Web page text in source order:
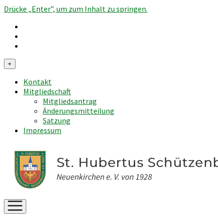
Drücke „Enter”, um zum Inhalt zu springen.
Menü
öffnen
+
Kontakt
Mitgliedschaft
Mitgliedsantrag
Änderungsmitteilung
Satzung
Impressum
Menü
öffnen